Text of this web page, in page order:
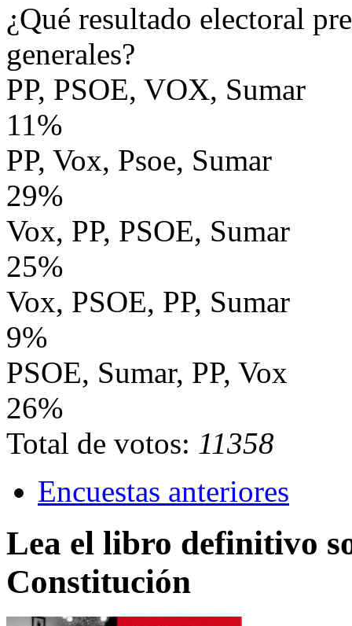
¿Qué resultado electoral
generales?
PP, PSOE, VOX, Sumar
11%
PP, Vox, Psoe, Sumar
29%
Vox, PP, PSOE, Sumar
25%
Vox, PSOE, PP, Sumar
9%
PSOE, Sumar, PP, Vox
26%
Total de votos: 11358
Encuestas anteriores
Lea el libro definitivo
Constitución